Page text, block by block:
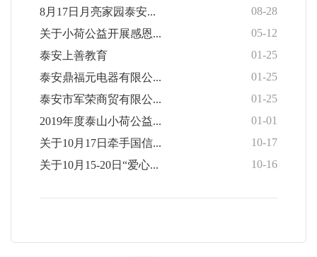
8月17日月亮家园泰安...
08-28
关于小荷公益开展感恩...
05-12
泰安上善教育
01-25
泰安鼎福元电器有限公...
01-25
泰安市军荣商贸有限公...
01-25
2019年度泰山小荷公益...
01-01
关于10月17日牵手国信...
10-17
关于10月15-20日“爱心...
10-16